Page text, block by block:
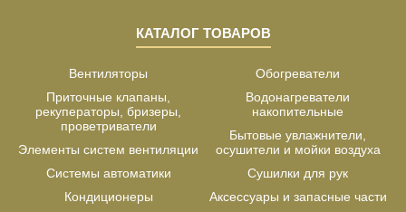
КАТАЛОГ ТОВАРОВ
Вентиляторы
Приточные клапаны,
рекуператоры, бризеры,
проветриватели
Элементы систем вентиляции
Системы автоматики
Кондиционеры
Обогреватели
Водонагреватели
накопительные
Бытовые увлажнители,
осушители и мойки воздуха
Сушилки для рук
Аксессуары и запасные части